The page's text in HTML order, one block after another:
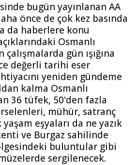
bugün yayınlanan AA
önce de çok kez basında
da haberlere konu
Osmanlı
çalışmalarda gün ışığına
değerli tarihi eser
yeniden gündeme
kalma Osmanlı
36 tüfek, 50'den fazla
mühür, satranç
eşyaları da ne yazık
ve Burgaz sahilinde
buluntular gibi
sergilenecek.